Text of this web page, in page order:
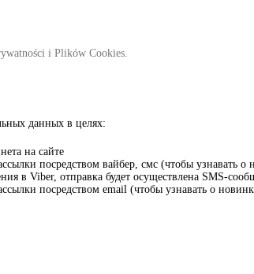
i Plików Cookies.
данных в целях:
на сайте
посредством вайбер, смс (чтобы узнавать
в Viber, отправка будет осуществлена SMS-
посредством email (чтобы узнавать о